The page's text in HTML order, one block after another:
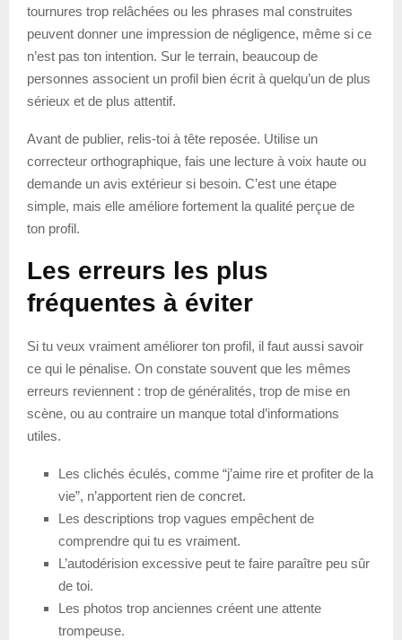
tournures trop relâchées ou les phrases mal construites
peuvent donner une impression de négligence, même si ce
n’est pas ton intention. Sur le terrain, beaucoup de
personnes associent un profil bien écrit à quelqu’un de plus
sérieux et de plus attentif.
Avant de publier, relis-toi à tête reposée. Utilise un
correcteur orthographique, fais une lecture à voix haute ou
demande un avis extérieur si besoin. C’est une étape
simple, mais elle améliore fortement la qualité perçue de
ton profil.
Les erreurs les plus
fréquentes à éviter
Si tu veux vraiment améliorer ton profil, il faut aussi savoir
ce qui le pénalise. On constate souvent que les mêmes
erreurs reviennent : trop de généralités, trop de mise en
scène, ou au contraire un manque total d’informations
utiles.
Les clichés éculés, comme “j’aime rire et profiter de la
vie”, n’apportent rien de concret.
Les descriptions trop vagues empêchent de
comprendre qui tu es vraiment.
L’autodérision excessive peut te faire paraître peu sûr
de toi.
Les photos trop anciennes créent une attente
trompeuse.